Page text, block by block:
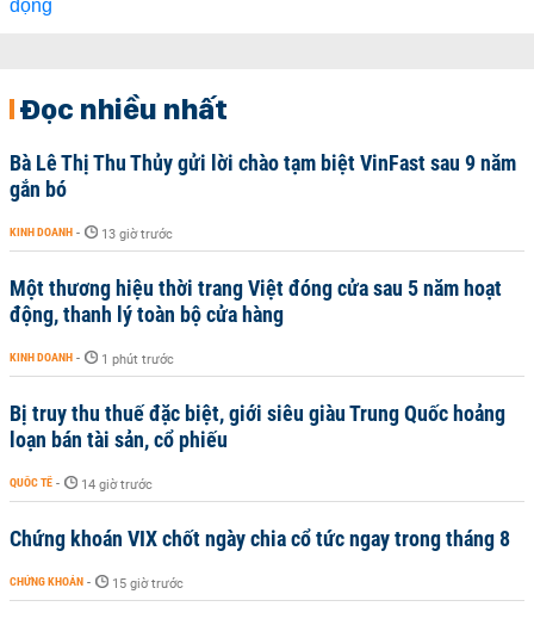
Đọc nhiều nhất
Bà Lê Thị Thu Thủy gửi lời chào tạm biệt VinFast sau 9 năm
gắn bó
KINH DOANH - 13 giờ trước
Một thương hiệu thời trang Việt đóng cửa sau 5 năm hoạt
động, thanh lý toàn bộ cửa hàng
KINH DOANH - 1 phút trước
Bị truy thu thuế đặc biệt, giới siêu giàu Trung Quốc hoảng
loạn bán tài sản, cổ phiếu
QUỐC TẾ - 14 giờ trước
Chứng khoán VIX chốt ngày chia cổ tức ngay trong tháng 8
CHỨNG KHOÁN - 15 giờ trước